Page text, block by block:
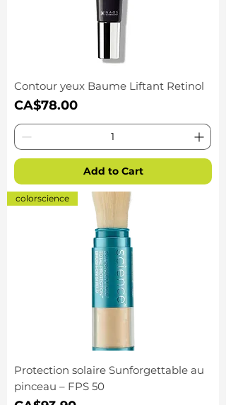
Contour yeux Baume Liftant Retinol
Price
CA$78.00
Add to Cart
colorscience
Protection solaire Sunforgettable au
pinceau – FPS 50